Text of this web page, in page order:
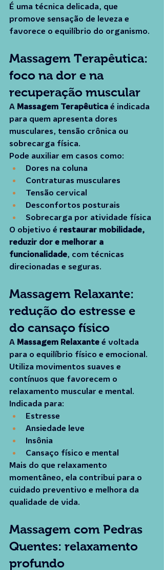
É uma técnica delicada, que
promove sensação de leveza e
favorece o equilíbrio do organismo.
Massagem Terapêutica:
foco na dor e na
recuperação muscular
A Massagem Terapêutica é indicada
para quem apresenta dores
musculares, tensão crônica ou
sobrecarga física.
Pode auxiliar em casos como:
Dores na coluna
Contraturas musculares
Tensão cervical
Desconfortos posturais
Sobrecarga por atividade física
O objetivo é restaurar mobilidade,
reduzir dor e melhorar a
funcionalidade, com técnicas
direcionadas e seguras.
Massagem Relaxante:
redução do estresse e
do cansaço físico
A Massagem Relaxante é voltada
para o equilíbrio físico e emocional.
Utiliza movimentos suaves e
contínuos que favorecem o
relaxamento muscular e mental.
Indicada para:
Estresse
Ansiedade leve
Insônia
Cansaço físico e mental
Mais do que relaxamento
momentâneo, ela contribui para o
cuidado preventivo e melhora da
qualidade de vida.
Massagem com Pedras
Quentes: relaxamento
profundo